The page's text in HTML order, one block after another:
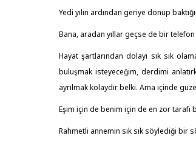
Yedi yılın ardından geriye dönüp
Bana, aradan yıllar geçse de bir
Hayat şartlarından dolayı sık sık
buluşmak isteyeceğim, derdimi
ayrılmak kolaydır belki. Ama içinde
Eşim için de benim için de en zor tarafı
Rahmetli annemin sık sık söylediği bir